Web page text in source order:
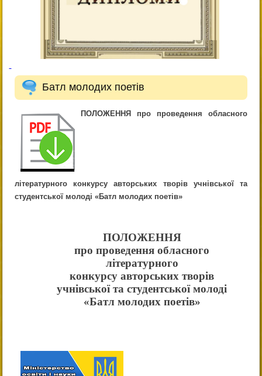
Батл молодих поетів
ПОЛОЖЕННЯ про проведення обласного
літературного конкурсу авторських творів учнівської та
студентської молоді «Батл молодих поетів»
ПОЛОЖЕННЯ
про проведення обласного
літературного
конкурсу авторських творів
учнівської та студентської молоді
«Батл молодих поетів»